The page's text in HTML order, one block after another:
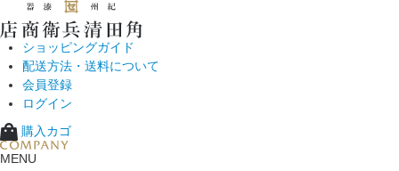
ショッピングガイド
配送方法・送料について
会員登録
ログイン
購入カゴ
MENU